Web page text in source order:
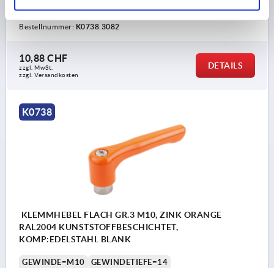
GRIFFLÄNGE=91
B=11,7 ZÄHNEZAHL =22
Bestellnummer: K0738.3082
10,88 CHF
zzgl. MwSt.
zzgl. Versandkosten
DETAILS
K0738
KLEMMHEBEL FLACH GR.3 M10, ZINK ORANGE
RAL2004 KUNSTSTOFFBESCHICHTET,
KOMP:EDELSTAHL BLANK
GEWINDE=M10
GEWINDETIEFE=14